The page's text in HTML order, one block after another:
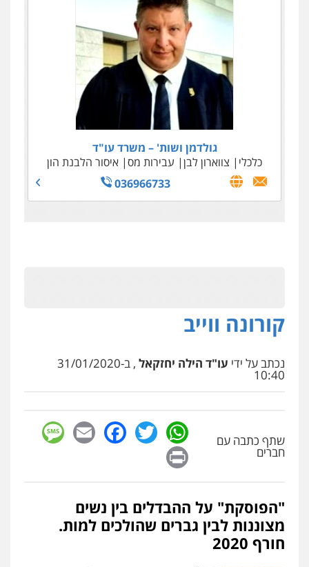
גולדמן ושות' – משרד עו"ד
כלכלי
צווארון לבן עבירות מס איסור הלבנת הון
036966733
קורונה ווייב
נכתב על ידי עו"ד הילה יחזקאל , ב-31/01/2020
10:40
שתף כתבה עם
חברים
WhatsApp
Twitter
Facebook
Email
"הפוסקת" על ההבדלים בין נשים
מצוננות לבין גברים שהולכים למות.
חורף 2020